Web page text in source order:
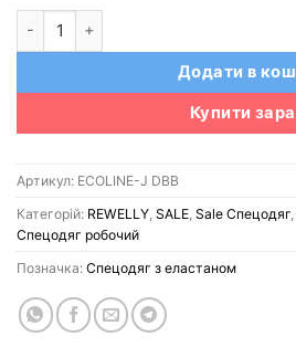
Додати в
Купити
Артикул: ECOLINE-J DBB
Категорій: REWELLY, SALE, Sale Спецодяг,
Спецодяг робочий
Позначка: Спецодяг з еластаном